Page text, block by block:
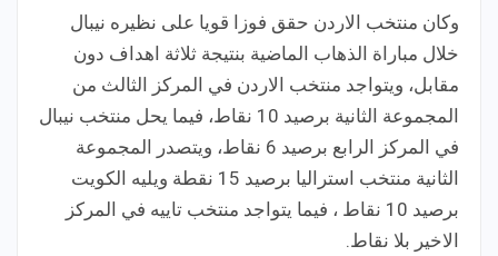
وكان منتخب الاردن حقق فوزا قويا على نظيره نيبال
خلال مباراة الذهاب الماضية بنتيجة ثلاثة اهداف دون
مقابل، ويتواجد منتخب الاردن في المركز الثالث من
المجموعة الثانية برصيد 10 نقاط، فيما يحل منتخب نيبال
في المركز الرابع برصيد 6 نقاط، ويتصدر المجموعة
الثانية منتخب استراليا برصيد 15 نقطة ويليه الكويت
برصيد 10 نقاط ، فيما يتواجد منتخب تاييه في المركز
الاخير بلا نقاط.